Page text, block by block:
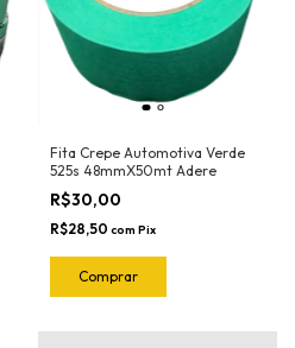
Fita Crepe Automotiva Verde
525s 48mmX50mt Adere
R$30,00
R$28,50 com Pix